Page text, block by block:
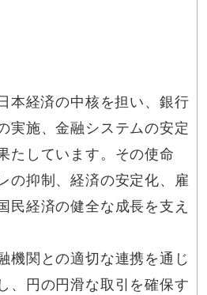
本経済の中核を担い、銀行
実施、金融システムの安定
たしています。その使命
の抑制、経済の安定化、雇
民経済の健全な成長を支え
機関との適切な連携を通じ
、円の円滑な取引を確保す